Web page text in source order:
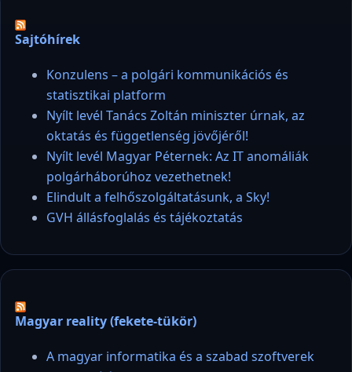
Sajtóhírek
Konzulens – a polgári kommunikációs és
statisztikai platform
Nyílt levél Tanács Zoltán miniszter úrnak, az
oktatás és függetlenség jövőjéről!
Nyílt levél Magyar Péternek: Az IT anomáliák
polgárháborúhoz vezethetnek!
Elindult a felhőszolgáltatásunk, a Sky!
GVH állásfoglalás és tájékoztatás
Magyar reality (fekete-tükör)
A magyar informatika és a szabad szoftverek